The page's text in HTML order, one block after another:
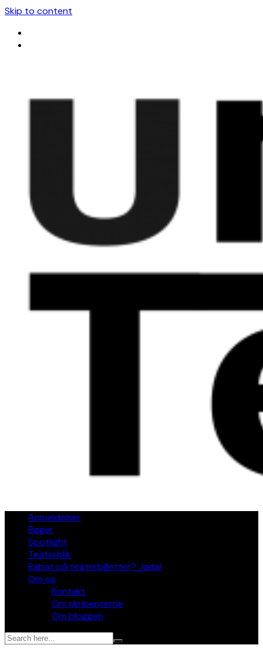
Skip to content
Anmeldelser
Bøger
Spotlight
Teaterblik
Rabat på teaterbilletter? Jada!
Om os
Kontakt
Om skribenterne
Om bloggen